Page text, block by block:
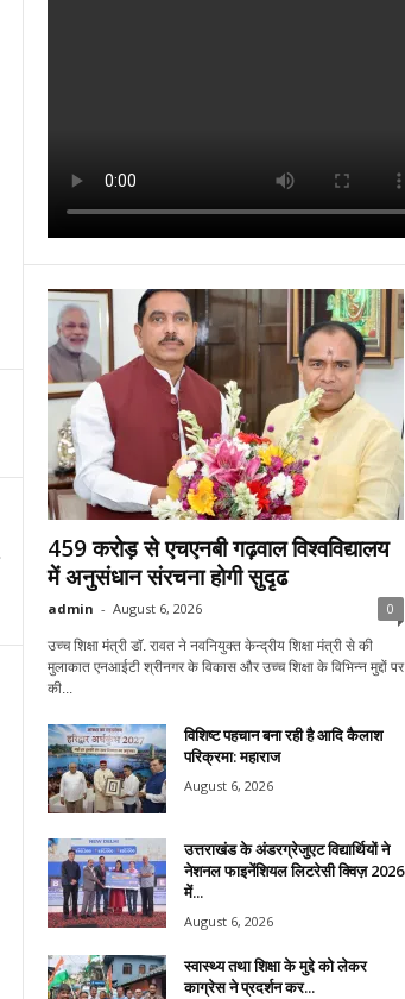
459 करोड़ से एचएनबी गढ़वाल विश्वविद्यालय
में अनुसंधान संरचना होगी सुदृढ
admin - August 6, 2026 0
उच्च शिक्षा मंत्री डाॅ. रावत ने नवनियुक्त केन्द्रीय शिक्षा मंत्री से की
मुलाकात एनआईटी श्रीनगर के विकास और उच्च शिक्षा के विभिन्न मुद्दों पर
की...
विशिष्ट पहचान बना रही है आदि कैलाश
परिक्रमा: महाराज
August 6, 2026
उत्तराखंड के अंडरग्रेजुएट विद्यार्थियों ने
नेशनल फाइनेंशियल लिटरेसी क्विज़ 2026
में...
August 6, 2026
स्वास्थ्य तथा शिक्षा के मुद्दे को लेकर
काग्रेस ने प्रदर्शन कर...